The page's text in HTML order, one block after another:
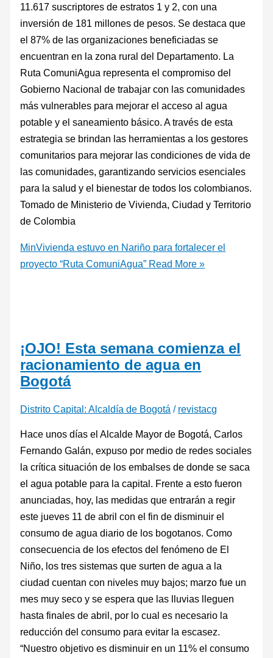
11.617 suscriptores de estratos 1 y 2, con una
inversión de 181 millones de pesos. Se destaca que
el 87% de las organizaciones beneficiadas se
encuentran en la zona rural del Departamento. La
Ruta ComuniAgua representa el compromiso del
Gobierno Nacional de trabajar con las comunidades
más vulnerables para mejorar el acceso al agua
potable y el saneamiento básico. A través de esta
estrategia se brindan las herramientas a los gestores
comunitarios para mejorar las condiciones de vida de
las comunidades, garantizando servicios esenciales
para la salud y el bienestar de todos los colombianos.
Tomado de Ministerio de Vivienda, Ciudad y Territorio
de Colombia
MinVivienda estuvo en Nariño para fortalecer el
proyecto “Ruta ComuniAgua” Read More »
¡OJO! Esta semana comienza el
racionamiento de agua en
Bogotá
Distrito Capital: Alcaldía de Bogotá / revistacg
Hace unos días el Alcalde Mayor de Bogotá, Carlos
Fernando Galán, expuso por medio de redes sociales
la crítica situación de los embalses de donde se saca
el agua potable para la capital. Frente a esto fueron
anunciadas, hoy, las medidas que entrarán a regir
este jueves 11 de abril con el fin de disminuir el
consumo de agua diario de los bogotanos. Como
consecuencia de los efectos del fenómeno de El
Niño, los tres sistemas que surten de agua a la
ciudad cuentan con niveles muy bajos; marzo fue un
mes muy seco y se espera que las lluvias lleguen
hasta finales de abril, por lo cual es necesario la
reducción del consumo para evitar la escasez.
“Nuestro objetivo es disminuir en un 11% el consumo